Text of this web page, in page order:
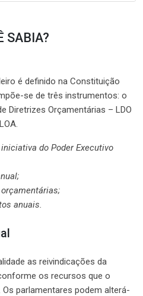
SABIA?
é definido na Constituição
se de três instrumentos: o
Diretrizes Orçamentárias – LDO
do Poder Executivo
anuais.
as reivindicações da
os recursos que o
parlamentares podem alterá-